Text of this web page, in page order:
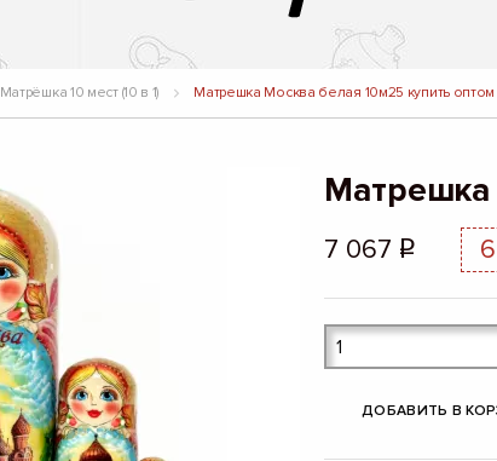
Матрёшка 10 мест (10 в 1) Матрешка Москва белая 10м25 купить оптом
Матрешка
7 067 q
ДОБАВИТЬ В